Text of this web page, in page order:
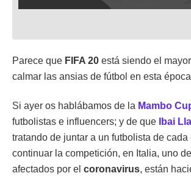
Parece que FIFA 20 está siendo el
calmar las ansias de fútbol en esta
Si ayer os hablábamos de la Mambo
futbolistas e influencers; y de que
Ibai
tratando de juntar a un futbolista de cada
continuar la competición, en Italia, uno
afectados por el coronavirus, están